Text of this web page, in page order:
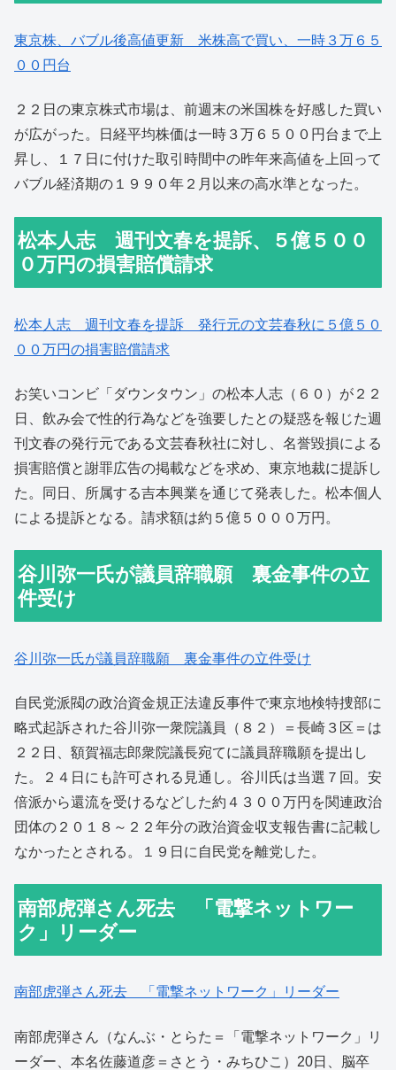
東京株、バブル後高値更新 米株高で買い、一時３万６５
００円台
２２日の東京株式市場は、前週末の米国株を好感した買い
が広がった。日経平均株価は一時３万６５００円台まで上
昇し、１７日に付けた取引時間中の昨年来高値を上回って
バブル経済期の１９９０年２月以来の高水準となった。
松本人志 週刊文春を提訴、５億５００
０万円の損害賠償請求
松本人志 週刊文春を提訴 発行元の文芸春秋に５億５０
００万円の損害賠償請求
お笑いコンビ「ダウンタウン」の松本人志（６０）が２２
日、飲み会で性的行為などを強要したとの疑惑を報じた週
刊文春の発行元である文芸春秋社に対し、名誉毀損による
損害賠償と謝罪広告の掲載などを求め、東京地裁に提訴し
た。同日、所属する吉本興業を通じて発表した。松本個人
による提訴となる。請求額は約５億５０００万円。
谷川弥一氏が議員辞職願 裏金事件の立
件受け
谷川弥一氏が議員辞職願 裏金事件の立件受け
自民党派閥の政治資金規正法違反事件で東京地検特捜部に
略式起訴された谷川弥一衆院議員（８２）＝長崎３区＝は
２２日、額賀福志郎衆院議長宛てに議員辞職願を提出し
た。２４日にも許可される見通し。谷川氏は当選７回。安
倍派から還流を受けるなどした約４３００万円を関連政治
団体の２０１８～２２年分の政治資金収支報告書に記載し
なかったとされる。１９日に自民党を離党した。
南部虎弾さん死去 「電撃ネットワー
ク」リーダー
南部虎弾さん死去 「電撃ネットワーク」リーダー
南部虎弾さん（なんぶ・とらた＝「電撃ネットワーク」リ
ーダー、本名佐藤道彦＝さとう・みちひこ）20日、脳卒